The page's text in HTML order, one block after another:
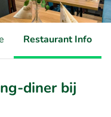
Restaurant Info
diner bij